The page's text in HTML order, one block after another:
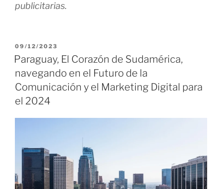
publicitarias.
P
U
B
L
I
C
A
O
09/12/2023
Paraguay, El Corazón de Sudamérica,
navegando en el Futuro de la
Comunicación y el Marketing Digital para
el 2024